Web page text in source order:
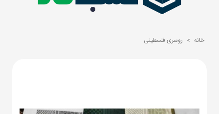
خانه > روسری فلسطینی